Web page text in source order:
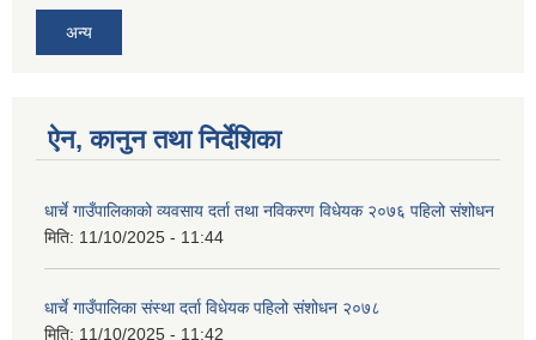
अन्य
ऐन, कानुन तथा निर्देशिका
धार्चे गाउँपालिकाको व्यवसाय दर्ता तथा नविकरण विधेयक २०७६ पहिलो संशोधन
मिति: 11/10/2025 - 11:44
धार्चे गाउँपालिका संस्था दर्ता विधेयक पहिलो संशोधन २०७८
मिति: 11/10/2025 - 11:42